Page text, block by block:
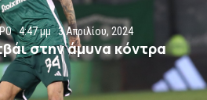
4:47 μμ 3 Απριλίου, 2024
στην άμυνα κόντρα